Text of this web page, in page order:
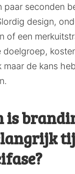
paar seconden
design,
of een
doelgroep,
de kans
is